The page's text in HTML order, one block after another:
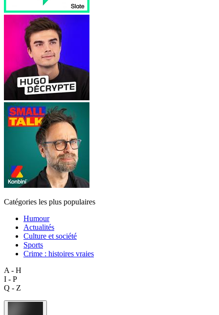
Catégories les plus populaires
Humour
Actualités
Culture et société
Sports
Crime : histoires vraies
A - H
I - P
Q - Z